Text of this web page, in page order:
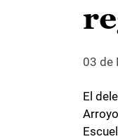
03 de
El